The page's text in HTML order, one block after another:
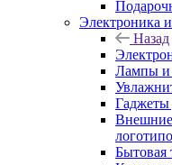
Электроника
Назад
Лампы и
Гаджеты
Внешние
Бытовая